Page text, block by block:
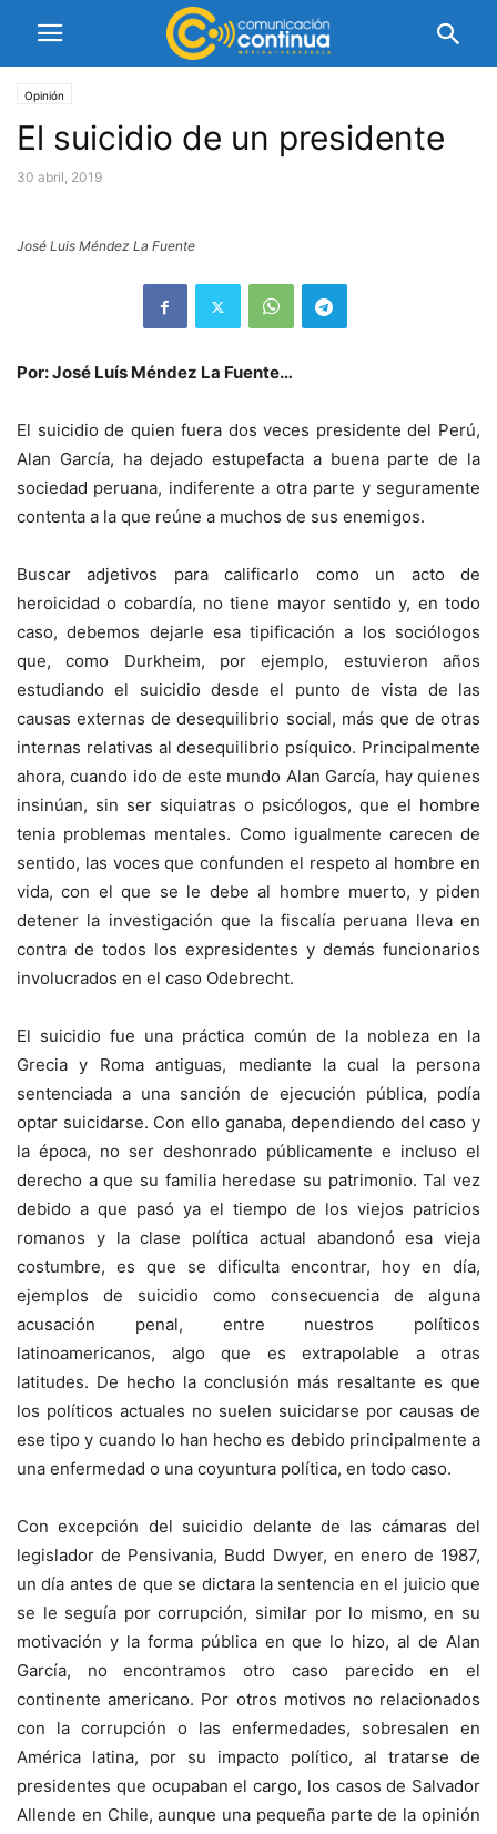
Opinión
El suicidio de un presidente
30 abril, 2019
José Luis Méndez La Fuente
Por: José Luís Méndez La Fuente…
El suicidio de quien fuera dos veces presidente del Perú,
Alan García, ha dejado estupefacta a buena parte de la
sociedad peruana, indiferente a otra parte y seguramente
contenta a la que reúne a muchos de sus enemigos.
Buscar adjetivos para calificarlo como un acto de
heroicidad o cobardía, no tiene mayor sentido y, en todo
caso, debemos dejarle esa tipificación a los sociólogos
que, como Durkheim, por ejemplo, estuvieron años
estudiando el suicidio desde el punto de vista de las
causas externas de desequilibrio social, más que de otras
internas relativas al desequilibrio psíquico. Principalmente
ahora, cuando ido de este mundo Alan García, hay quienes
insinúan, sin ser siquiatras o psicólogos, que el hombre
tenia problemas mentales. Como igualmente carecen de
sentido, las voces que confunden el respeto al hombre en
vida, con el que se le debe al hombre muerto, y piden
detener la investigación que la fiscalía peruana lleva en
contra de todos los expresidentes y demás funcionarios
involucrados en el caso Odebrecht.
El suicidio fue una práctica común de la nobleza en la
Grecia y Roma antiguas, mediante la cual la persona
sentenciada a una sanción de ejecución pública, podía
optar suicidarse. Con ello ganaba, dependiendo del caso y
la época, no ser deshonrado públicamente e incluso el
derecho a que su familia heredase su patrimonio. Tal vez
debido a que pasó ya el tiempo de los viejos patricios
romanos y la clase política actual abandonó esa vieja
costumbre, es que se dificulta encontrar, hoy en día,
ejemplos de suicidio como consecuencia de alguna
acusación penal, entre nuestros políticos
latinoamericanos, algo que es extrapolable a otras
latitudes. De hecho la conclusión más resaltante es que
los políticos actuales no suelen suicidarse por causas de
ese tipo y cuando lo han hecho es debido principalmente a
una enfermedad o una coyuntura política, en todo caso.
Con excepción del suicidio delante de las cámaras del
legislador de Pensivania, Budd Dwyer, en enero de 1987,
un día antes de que se dictara la sentencia en el juicio que
se le seguía por corrupción, similar por lo mismo, en su
motivación y la forma pública en que lo hizo, al de Alan
García, no encontramos otro caso parecido en el
continente americano. Por otros motivos no relacionados
con la corrupción o las enfermedades, sobresalen en
América latina, por su impacto político, al tratarse de
presidentes que ocupaban el cargo, los casos de Salvador
Allende en Chile, aunque una pequeña parte de la opinión